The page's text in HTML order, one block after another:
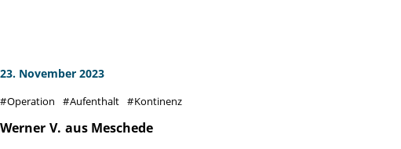
23. November 2023
Operation Aufenthalt Kontinenz
Werner V. aus Meschede